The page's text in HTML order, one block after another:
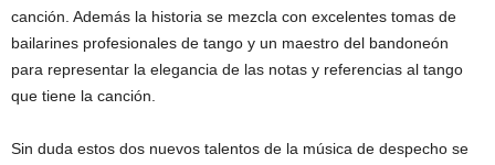
canción. Además la historia se mezcla con excelentes tomas de
bailarines profesionales de tango y un maestro del bandoneón
para representar la elegancia de las notas y referencias al tango
que tiene la canción.
Sin duda estos dos nuevos talentos de la música de despecho se